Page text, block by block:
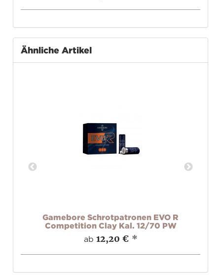
Ähnliche Artikel
Gamebore Schrotpatronen EVO R
Competition Clay Kal. 12/70 PW
ab 12,20 € *